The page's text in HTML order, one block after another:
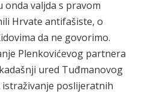
onda valjda s pravom
Hrvate antifašiste, o
da ne govorimo.
Plenkovićevog partnera
ured Tuđmanovog
istraživanje poslijeratnih